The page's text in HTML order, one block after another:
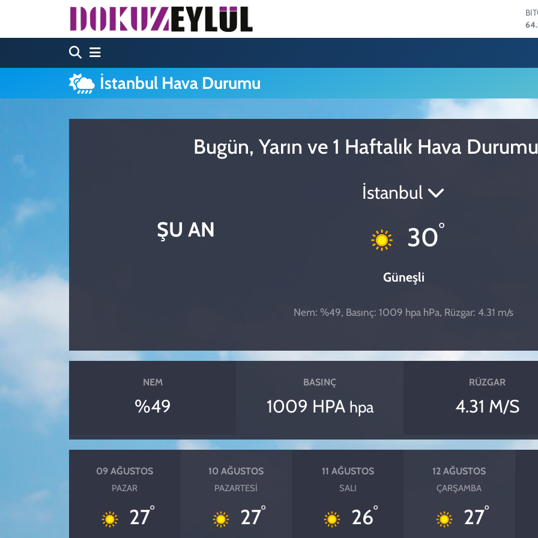
İstanbul Hava Durumu
Bugün, Yarın ve 1 Haftalık Hava
ŞU AN
İstanbul
30°
Güneşli
Nem: %49, Basınç: 1009 hpa hPa, Rüzgar: 4.31 m/s
NEM
%49
BASINÇ
1009 HPA hpa
RÜZGAR
4.31 M/S
09 AĞUSTOS
PAZAR
27°
10 AĞUSTOS
PAZARTESI
27°
11 AĞUSTOS
SALI
26°
12 AĞUSTOS
ÇARŞAMBA
27°
Hava Durumu
Trafik Durumu
Haber Arşivi